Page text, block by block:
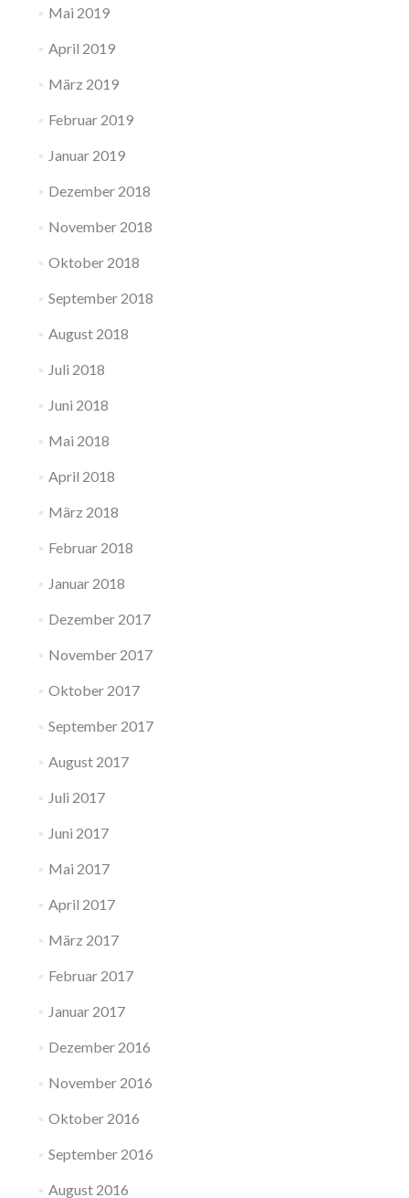
Mai 2019
April 2019
März 2019
Februar 2019
Januar 2019
Dezember 2018
November 2018
Oktober 2018
September 2018
August 2018
Juli 2018
Juni 2018
Mai 2018
April 2018
März 2018
Februar 2018
Januar 2018
Dezember 2017
November 2017
Oktober 2017
September 2017
August 2017
Juli 2017
Juni 2017
Mai 2017
April 2017
März 2017
Februar 2017
Januar 2017
Dezember 2016
November 2016
Oktober 2016
September 2016
August 2016